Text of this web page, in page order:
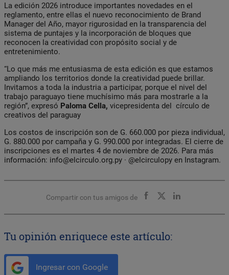
La edición 2026 introduce importantes novedades en el
reglamento, entre ellas el nuevo reconocimiento de Brand
Manager del Año, mayor rigurosidad en la transparencia del
sistema de puntajes y la incorporación de bloques que
reconocen la creatividad con propósito social y de
entretenimiento.
“Lo que más me entusiasma de esta edición es que estamos
ampliando los territorios donde la creatividad puede brillar.
Invitamos a toda la industria a participar, porque el nivel del
trabajo paraguayo tiene muchísimo más para mostrarle a la
región”, expresó Paloma Cella, vicepresidenta del círculo de
creativos del paraguay
Los costos de inscripción son de G. 660.000 por pieza individual,
G. 880.000 por campaña y G. 990.000 por integradas. El cierre de
inscripciones es el martes 4 de noviembre de 2026. Para más
información: info@elcirculo.org.py · @elcirculopy en Instagram.
Compartir con tus amigos de
Tu opinión enriquece este artículo:
Ingresar con Google